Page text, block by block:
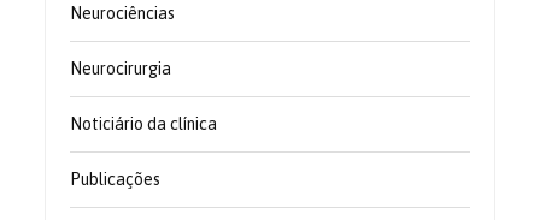
Neurociências
Neurocirurgia
Noticiário da clínica
Publicações